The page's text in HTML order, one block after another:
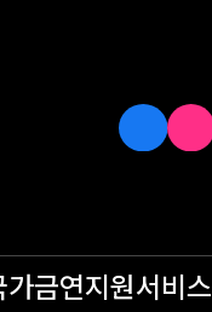
가금연지원서비스